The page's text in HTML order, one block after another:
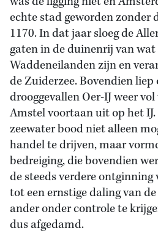
echte stad geworden zonder
1170. In dat jaar sloeg de
gaten in de duinenrij van
Waddeneilanden zijn en
de Zuiderzee. Bovendien liep
drooggevallen Oer-IJ weer
Amstel voortaan uit op het
zeewater bood niet alleen
handel te drijven, maar
bedreiging, die bovendien
de steeds verdere ontginning
tot een ernstige daling van
ander onder controle te
dus afgedamd.